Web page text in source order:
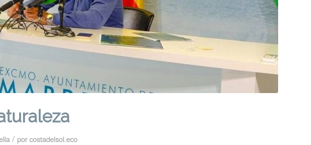
/ porcostadelsol.eco